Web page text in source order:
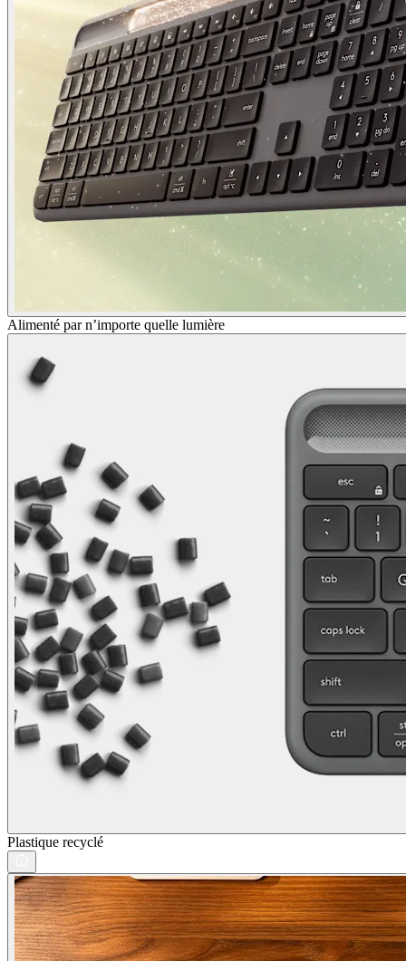
Alimenté par n’importe quelle lumière
Plastique recyclé